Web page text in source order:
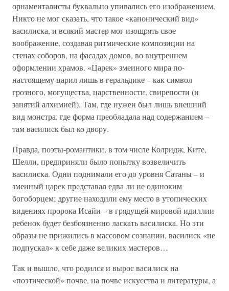
орнаменталисты буквально упивались его изображением.
Никто не мог сказать, что такое «канонический вид»
василиска, и всякий мастер мог изощрять свое
воображение, создавая ритмические композиции на
стенах соборов, на фасадах домов, во внутреннем
оформлении храмов. «Царек» змеиного мира по-
настоящему царил лишь в геральдике – как символ
грозного, могущества, царственности, свирепости (и
занятий алхимией). Там, где нужен был лишь внешний
вид монстра, где форма преобладала над содержанием –
там василиск был ко двору.
Правда, поэты-романтики, в том числе Колридж, Ките,
Шелли, предприняли было попытку возвеличить
василиска. Одни поднимали его до уровня Сатаны – и
змеиный царек представал едва ли не одиноким
богоборцем; другие находили ему место в утопических
видениях пророка Исайи – в грядущей мировой идиллии
ребенок будет безбоязненно ласкать василиска. Но эти
образы не прижились в массовом сознании, василиск «не
подпускал» к себе даже великих мастеров…
Так и вышло, что родился и вырос василиск на
«поэтической» почве, на почве искусства и литературы, а